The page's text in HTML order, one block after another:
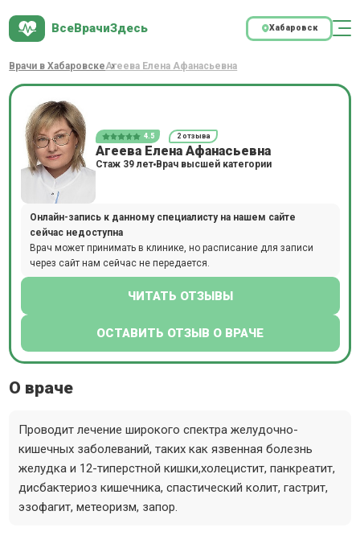
ВсеВрачиЗдесь Хабаровск
Врачи в ХабаровскеАгеева Елена Афанасьевна
4.5 2 отзыва
Агеева Елена Афанасьевна
Стаж 39 лет Врач высшей категории
Онлайн-запись к данному специалисту на нашем сайте
сейчас недоступна
Врач может принимать в клинике, но расписание для записи
через сайт нам сейчас не передается.
ЧИТАТЬ ОТЗЫВЫ
ОСТАВИТЬ ОТЗЫВ О ВРАЧЕ
О враче
Проводит лечение широкого спектра желудочно-
кишечных заболеваний, таких как язвенная болезнь
желудка и 12-типерстной кишки,холецистит, панкреатит,
дисбактериоз кишечника, спастический колит, гастрит,
эзофагит, метеоризм, запор.